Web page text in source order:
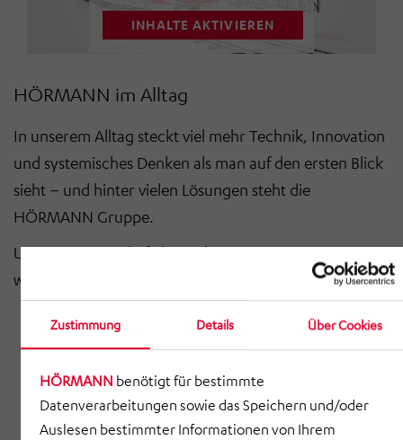
Zustimmung Details Über Cookies
HÖRMANN benötigt für bestimmte
Datenverarbeitungen sowie das Speichern und/oder
Auslesen bestimmter Informationen von Ihrem
INHALTE AKTIVIEREN
HÖRMANN im Alltag
In unserem Alltag steckt viel mehr Technik, Innovation
und systemisches Denken als man auf den ersten Blick
sieht – und hinter vielen Lösungen steht die
HÖRMANN Gruppe.
Unsere vier Geschäftsbereiche zeigen, wie
weitreichend unsere Wirkung ist:
Automotive – Vom Komponentensystem bis zur
Metallstrukturen, Module und Systeme mit
höchster Präzision.